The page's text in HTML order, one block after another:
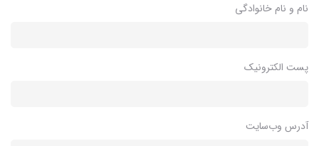
نام و نام خانوادگی
پست الکترونیک
آدرس وب‌سایت